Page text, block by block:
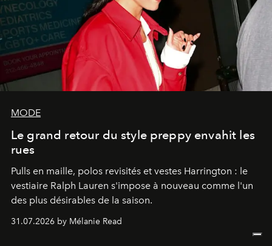
MODE
Le grand retour du style preppy envahit les
rues
Pulls en maille, polos revisités et vestes Harrington : le
vestiaire Ralph Lauren s'impose à nouveau comme l'un
des plus désirables de la saison.
31.07.2026 by Mélanie Read